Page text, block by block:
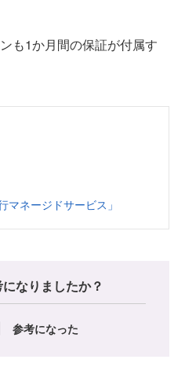
も1か月間の保証が付属す
マネージドサービス」
なりましたか？
参考になった